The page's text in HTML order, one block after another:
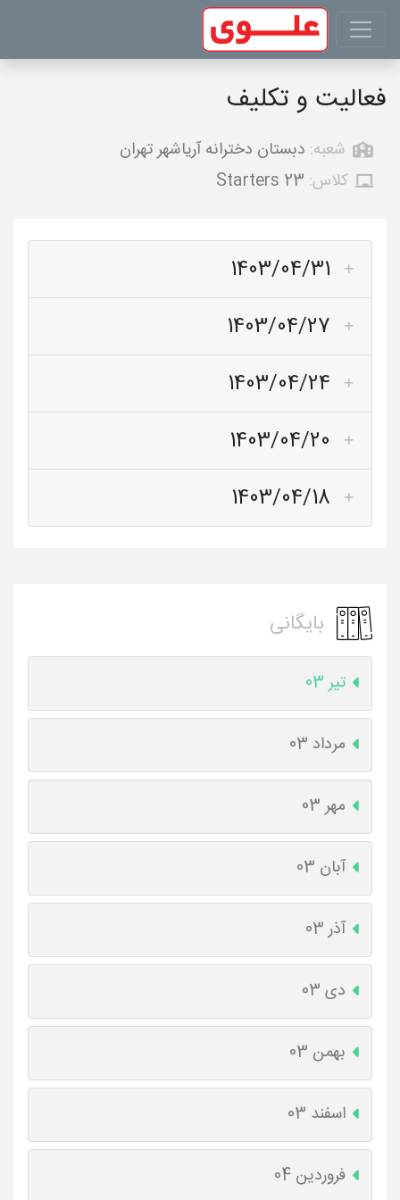
فعالیت و تکلیف
شعبه: دبستان دخترانه آریاشهر تهران
کلاس: Starters 23
1403/04/31
1403/04/27
1403/04/24
1403/04/20
1403/04/18
بایگانی
تیر 03
مرداد 03
مهر 03
آبان 03
آذر 03
دی 03
بهمن 03
اسفند 03
فروردین 04